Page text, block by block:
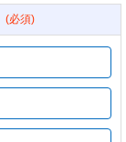
(必須)